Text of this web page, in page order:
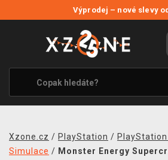
Výprodej – nové slevy
VÝPRODEJ
VIDEOHRY
XZONE ORIGINALS
TÉMATIKY
MERCHANDISE
Xzone.cz / PlayStation / PlayStation
Simulace / Monster Energy